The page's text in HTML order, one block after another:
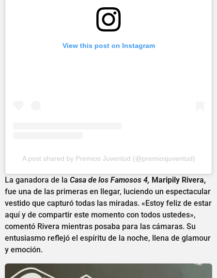
View this post on Instagram
A post shared by Premios Juventud (@premiosjuventud)
La ganadora de la Casa de los Famosos 4, Maripily Rivera,
fue una de las primeras en llegar, luciendo un espectacular
vestido que capturó todas las miradas. «Estoy feliz de estar
aquí y de compartir este momento con todos ustedes»,
comentó Rivera mientras posaba para las cámaras. Su
entusiasmo reflejó el espíritu de la noche, llena de glamour
y emoción.